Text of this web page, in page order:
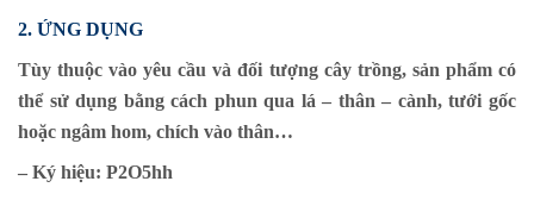
2. ỨNG DỤNG
Tùy thuộc vào yêu cầu và đối tượng cây trồng, sản phẩm có
thể sử dụng bằng cách phun qua lá – thân – cành, tưới gốc
hoặc ngâm hom, chích vào thân…
– Ký hiệu: P2O5hh